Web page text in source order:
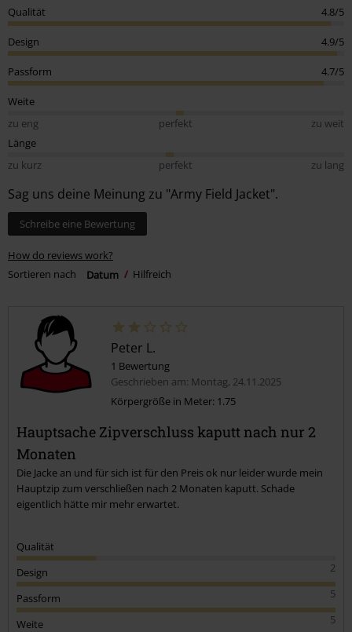
Qualität
4.8/5
Design 4.9/5
Passform 4.7/5
Weite
zu eng
perfekt
zu weit
Länge
zu kurz
perfekt zu lang
Sag uns deine Meinung zu "Army Field Jacket".
Schreibe eine Bewertung
How do reviews work?
Sortieren nach
Datum Hilfreich
Peter L.
1 Bewertung
Geschrieben am: Montag, 24.11.2025
Körpergröße in Meter: 1.75
Hauptsache Zipverschluss kaputt nach nur 2
Monaten
Die Jacke an und für sich ist für den Preis ok nur leider wurde mein
Hauptzip zum verschließen nach 2 Monaten kaputt. Schade
eigentlich hätte mir mehr erwartet.
Qualität
2
Design
5
Passform
5
Weite